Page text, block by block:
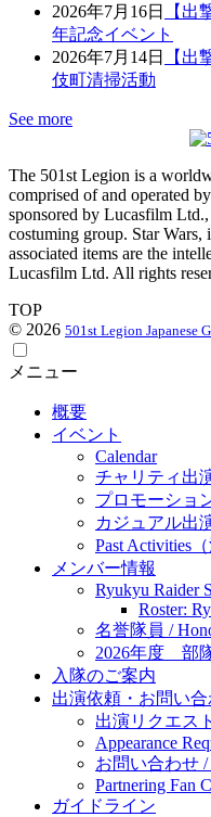
2026年7月16日
【出
年記念イベント
2026年7月14日
【出
伎町清掃活動
See more
The 501st Legion is a
comprised of and operated
sponsored by Lucasfilm
costuming group. Star Wars,
associated items are the
Lucasfilm Ltd. All rights
TOP
© 2026 501st Legion Japanese
メニュー
概要
イベント
Calendar
チャリティ出
プロモーショ
カジュアル出
Past Activities
メンバー情報
Ryukyu Raider
Roster:
名誉隊員 /
2026年度 部
入隊のご案内
出演依頼・お問い
出演リクエス
Appearance
お問い合わせ /
Partnering Fan
ガイドライン